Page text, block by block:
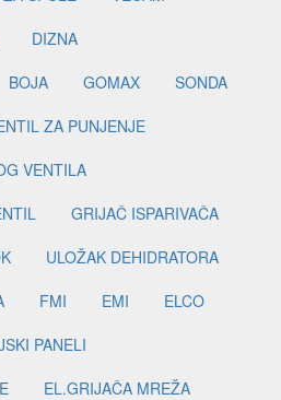
DIZNA
BOJA GOMAX
SONDA
ZA PUNJENJE
VENTILA
GRIJAČ ISPARIVAČA
ULOŽAK DEHIDRATORA
FMI EMI
ELCO
PANELI
EL.GRIJAČA MREŽA